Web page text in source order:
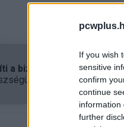
If you wish
sensitive
confirm
continue
information
further
a biztonságos mozgást
tanösvény nyílt